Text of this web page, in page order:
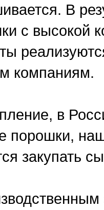
В
с высокой
компаниям.
в
порошки,
закупать